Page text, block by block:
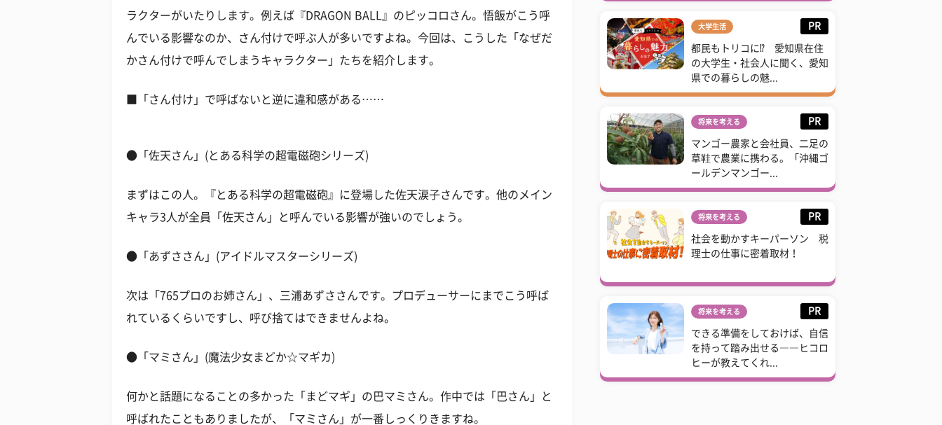
ラクターがいたりします。例えば『DRAGON BALL』のピッコロさん。悟飯がこう呼
んでいる影響なのか、さん付けで呼ぶ人が多いですよね。今回は、こうした「なぜだ
かさん付けで呼んでしまうキャラクター」たちを紹介します。
■「さん付け」で呼ばないと逆に違和感がある……
●「佐天さん」(とある科学の超電磁砲シリーズ)
まずはこの人。『とある科学の超電磁砲』に登場した佐天涙子さんです。他のメイン
キャラ3人が全員「佐天さん」と呼んでいる影響が強いのでしょう。
●「あずささん」(アイドルマスターシリーズ)
次は「765プロのお姉さん」、三浦あずささんです。プロデューサーにまでこう呼ば
れているくらいですし、呼び捨てはできませんよね。
●「マミさん」(魔法少女まどか☆マギカ)
何かと話題になることの多かった「まどマギ」の巴マミさん。作中では「巴さん」と
呼ばれたこともありましたが、「マミさん」が一番しっくりきますね。
大学生活 PR
都民もトリコに⁉ 愛知県在住
の大学生・社会人に聞く、愛知
県での暮らしの魅...
将来を考える PR
マンゴー農家と会社員、二足の
草鞋で農業に携わる。「沖縄ゴ
ールデンマンゴー...
将来を考える PR
社会を動かすキーパーソン 税
理士の仕事に密着取材！
将来を考える PR
できる準備をしておけば、自信
を持って踏み出せる――ヒコロ
ヒーが教えてくれ...